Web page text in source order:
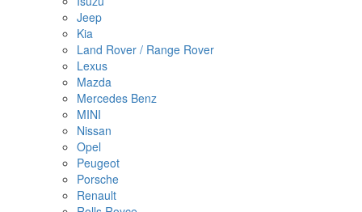
Jeep
Kia
Land Rover / Range Rover
Lexus
Mazda
Mercedes Benz
MINI
Nissan
Opel
Peugeot
Porsche
Renault